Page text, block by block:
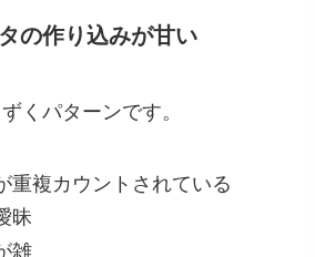
の作り込みが甘い
くパターンです。
重複カウントされている
昧
雑